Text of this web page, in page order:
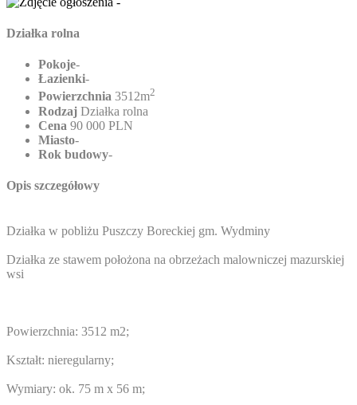
Działka rolna
Pokoje-
Łazienki-
Powierzchnia 3512m2
Rodzaj Działka rolna
Cena 90 000 PLN
Miasto-
Rok budowy-
Opis szczegółowy
Działka w pobliżu Puszczy Boreckiej gm. Wydminy
Działka ze stawem położona na obrzeżach malowniczej mazurskiej
wsi
Powierzchnia: 3512 m2;
Kształt: nieregularny;
Wymiary: ok. 75 m x 56 m;